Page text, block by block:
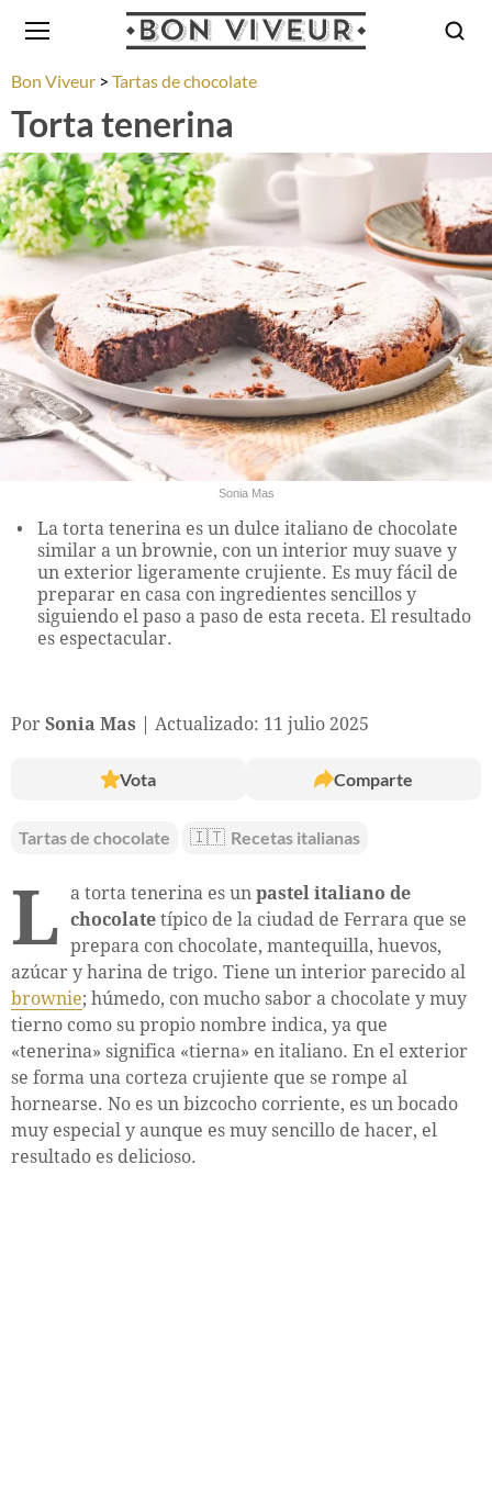
Bon Viveur Tartas de chocolate
Torta tenerina
Sonia Mas
La torta tenerina es un dulce italiano de chocolate
similar a un brownie, con un interior muy suave y
un exterior ligeramente crujiente. Es muy fácil de
preparar en casa con ingredientes sencillos y
siguiendo el paso a paso de esta receta. El resultado
es espectacular.
Por Sonia Mas Actualizado: 11 julio 2025
Vota Comparte
Tartas de chocolate 🇮🇹 Recetas italianas
L a torta tenerina es un pastel italiano de
chocolate típico de la ciudad de Ferrara que se
prepara con chocolate, mantequilla, huevos,
azúcar y harina de trigo. Tiene un interior parecido al
brownie; húmedo, con mucho sabor a chocolate y muy
tierno como su propio nombre indica, ya que
«tenerina» significa «tierna» en italiano. En el exterior
se forma una corteza crujiente que se rompe al
hornearse. No es un bizcocho corriente, es un bocado
muy especial y aunque es muy sencillo de hacer, el
resultado es delicioso.